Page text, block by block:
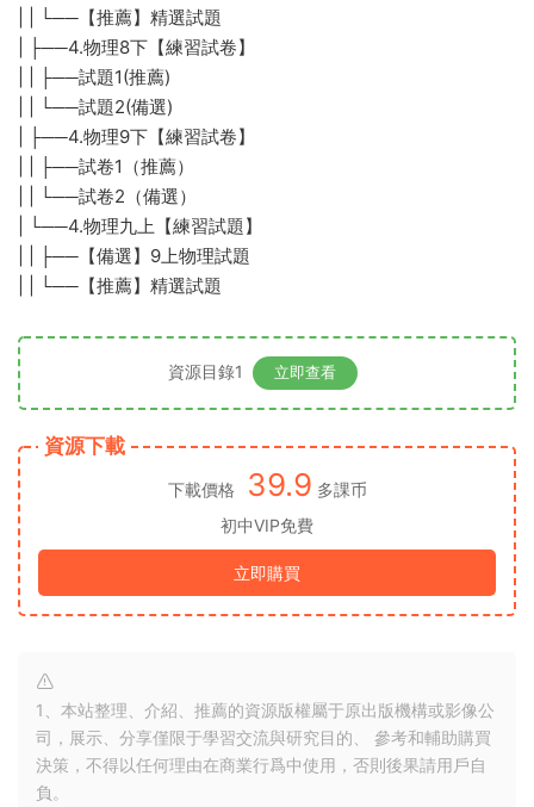
| | └──【推薦】精選試題
| ├──4.物理8下【練習試卷】
| | ├──試題1(推薦)
| | └──試題2(備選)
| ├──4.物理9下【練習試卷】
| | ├──試卷1（推薦）
| | └──試卷2（備選）
| └──4.物理九上【練習試題】
| | ├──【備選】9上物理試題
| | └──【推薦】精選試題
資源目錄1 立即查看
資源下載
下載價格 39.9 多課币
初中VIP免費
立即購買
1、本站整理、介紹、推薦的資源版權屬于原出版機構或影像公
司，展示、分享僅限于學習交流與研究目的、 參考和輔助購買
決策，不得以任何理由在商業行爲中使用，否則後果請用戶自
負。